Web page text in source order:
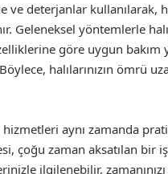
ve deterjanlar
Geleneksel yöntemlerle
göre uygun
halılarınızın ömrü
hizmetleri aynı zamanda
çoğu zaman aksatılan bir
ilgilenebilir,